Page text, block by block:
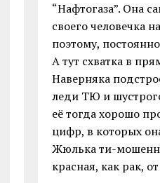
“Нафтогаза”. Она
своего человечка
поэтому,
А тут схватка в
Наверняка
леди ТЮ и
её тогда хорошо
цифр, в которых
Жюлька ти-
красная, как рак,